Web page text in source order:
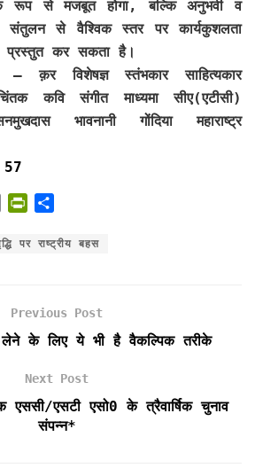
रूप से मजबूत होगा, बल्कि अनुभवी व
से वैश्विक स्तर पर कार्यकुशलता
प्रस्तुत कर सकता है।
क़र विशेषज्ञ स्तंभकार साहित्यकार
कवि संगीत माध्यमा सीए(एटीसी)
भावनानी गोंदिया महाराष्ट्र
57
i
i
r
i
n
d
l
a
पर राष्ट्रीय बहस
Previous Post
के लिए ये भी है वैकल्पिक तरीके
Next Post
एससी/एसटी एसो0 के त्रैवार्षिक चुनाव
संपन्न*